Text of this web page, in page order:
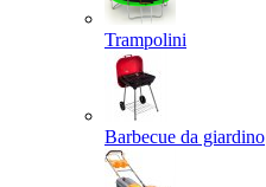
Trampolini
Barbecue da giardino